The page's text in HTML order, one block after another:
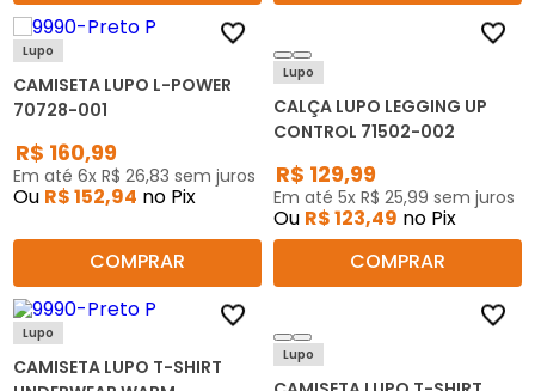
Lupo
CAMISETA LUPO L-POWER
70728-001
R$ 160,99
Em até 6x R$ 26,83 sem juros
Ou R$152,94 no Pix
COMPRAR
Lupo
CALÇA LUPO LEGGING UP
CONTROL 71502-002
R$ 129,99
Em até 5x R$ 25,99 sem juros
Ou R$123,49 no Pix
COMPRAR
Lupo
CAMISETA LUPO T-SHIRT
Lupo